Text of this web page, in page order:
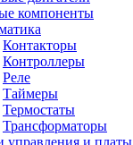
компоненты
Контакторы
Контроллеры
Реле
Таймеры
Термостаты
Трансформаторы
управления и платы